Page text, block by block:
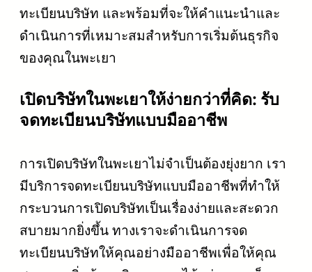
ทะเบียนบริษัท และพร้อมที่จะให้คำแนะนำและ
ดำเนินการที่เหมาะสมสำหรับการเริ่มต้นธุรกิจ
ของคุณในพะเยา
เปิดบริษัทในพะเยาให้ง่ายกว่าที่คิด: รับ
จดทะเบียนบริษัทแบบมืออาชีพ
การเปิดบริษัทในพะเยาไม่จำเป็นต้องยุ่งยาก เรา
มีบริการจดทะเบียนบริษัทแบบมืออาชีพที่ทำให้
กระบวนการเปิดบริษัทเป็นเรื่องง่ายและสะดวก
สบายมากยิ่งขึ้น ทางเราจะดำเนินการจด
ทะเบียนบริษัทให้คุณอย่างมืออาชีพเพื่อให้คุณ